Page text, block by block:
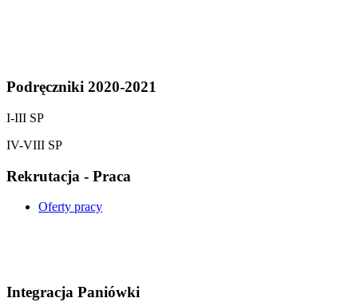
Podręczniki 2020-2021
I-III SP
IV-VIII SP
Rekrutacja - Praca
Oferty pracy
Integracja Paniówki